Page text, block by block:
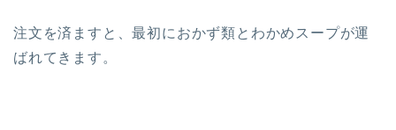
注文を済ますと、最初におかず類とわかめスープが運
ばれてきます。